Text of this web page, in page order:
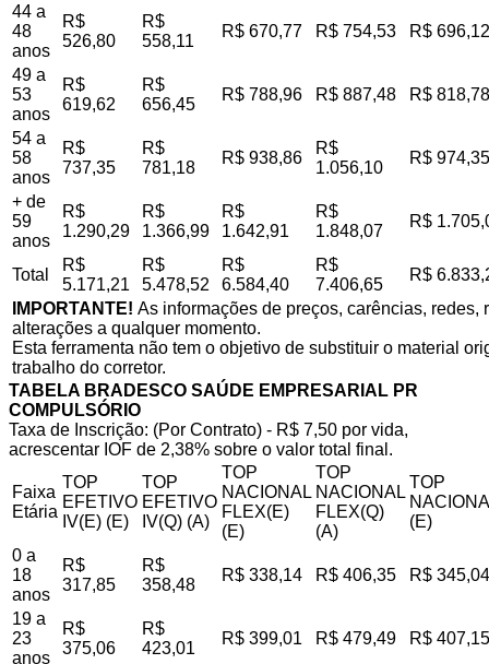
44 a
48
anos
R$
526,80
R$
558,11
R$ 670,77 R$ 754,53 R$ 696,12
49 a
53
anos
R$
619,62
R$
656,45
R$ 788,96 R$ 887,48 R$ 818,78
54 a
58
anos
R$
737,35
R$
781,18
R$ 938,86
R$
1.056,10
R$ 974,35
+ de
59
anos
R$
1.290,29
R$
1.366,99
R$
1.642,91
R$
1.848,07
R$
Total
R$
5.171,21
R$
5.478,52
R$
6.584,40
R$
7.406,65
R$
IMPORTANTE! As informações de preços, carências,
alterações a qualquer momento.
Esta ferramenta não tem o objetivo de substituir o material
trabalho do corretor.
TABELA BRADESCO SAÚDE EMPRESARIAL PR
COMPULSÓRIO
Taxa de Inscrição: (Por Contrato) - R$ 7,50 por vida,
acrescentar IOF de 2,38% sobre o valor total final.
Faixa
Etária
TOP
EFETIVO
IV(E) (E)
TOP
EFETIVO
IV(Q) (A)
TOP
NACIONAL
FLEX(E)
(E)
TOP
NACIONAL
FLEX(Q)
(A)
TOP
(E)
0 a
18
anos
R$
317,85
R$
358,48
R$ 338,14 R$ 406,35 R$ 345,04
19 a
23
anos
R$
375,06
R$
423,01
R$ 399,01 R$ 479,49 R$ 407,15